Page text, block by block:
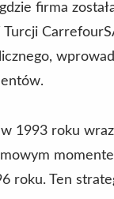
firma
1993 roku
roku. Ten